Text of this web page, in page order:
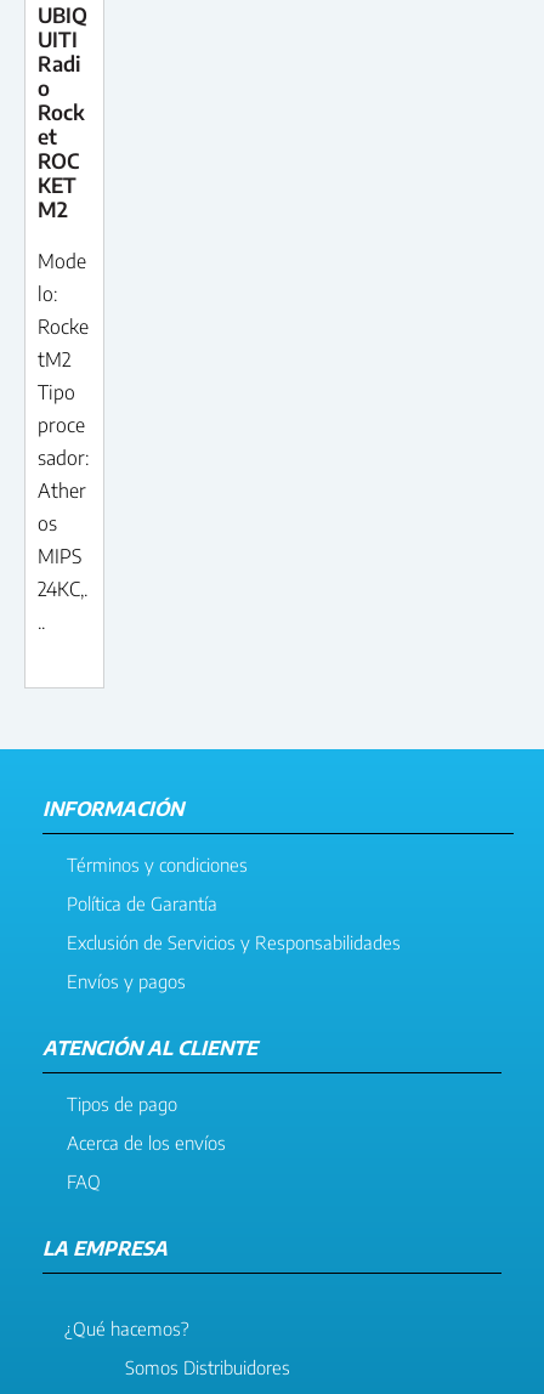
UBIQ
UITI
Radi
o
Rock
et
ROC
KET
M2
Mode
lo:
Rocke
tM2
Tipo
proce
sador:
Ather
os
MIPS
24KC,.
..
INFORMACIÓN
Términos y condiciones
Política de Garantía
Exclusión de Servicios y Responsabilidades
Envíos y pagos
ATENCIÓN AL CLIENTE
Tipos de pago
Acerca de los envíos
FAQ
LA EMPRESA
¿Qué hacemos?
Somos Distribuidores